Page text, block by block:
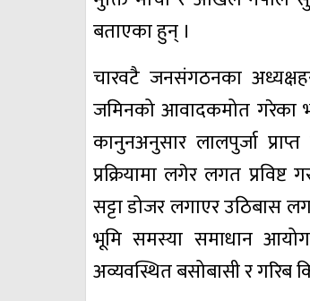
बताएका हुन् ।
चारवटै जनसंगठनका
जमिनको आवादकमोत गरेका
कानुनअनुसार लालपुर्जा
प्रक्रियामा लगेर लगत
सट्टा डोजर लगाएर उठिबास
भूमि समस्या समाधान
अव्यवस्थित बसोबासी र गरिब